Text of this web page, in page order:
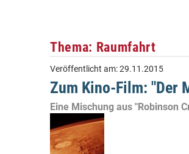
Thema: Raumfahrt
Veröffentlicht am:29.11.2015
Zum Kino-Film: "Der
Eine Mischung aus "Robinson